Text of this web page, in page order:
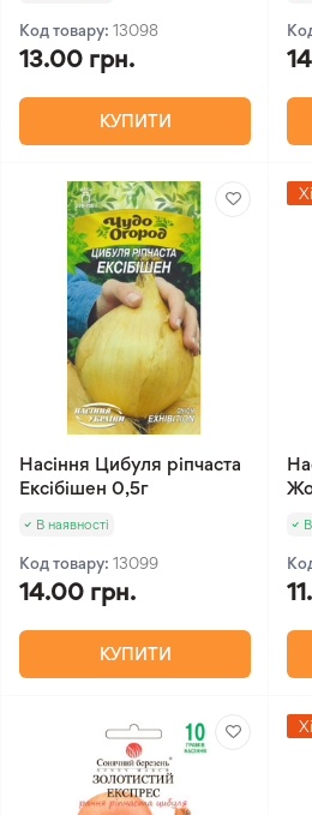
Код товару: 13098
13.00 грн.
КУПИТИ
Насіння Цибуля ріпчаста
Ексібішен 0,5г
В наявності
Код товару: 13099
14.00 грн.
КУПИТИ